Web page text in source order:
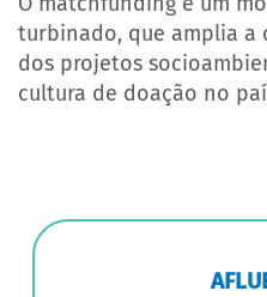
turbinado, que amplia a
dos projetos
cultura de doação no